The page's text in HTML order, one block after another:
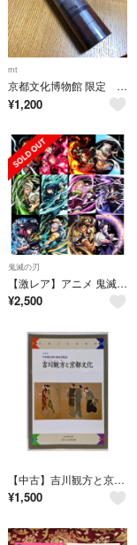
mt
京都文化博物館 限定 コラージュ wrap
¥1,200
鬼滅の刃
【激レア】アニメ 鬼滅の刃 (京都) 全集中展 京都文化博物館パンフレット
¥2,500
【中古】吉川観方と京都文化 : 日本最大級の風俗収集品 :京都文化博物館特別展／京都文化博物館学芸第一課 編
¥1,500